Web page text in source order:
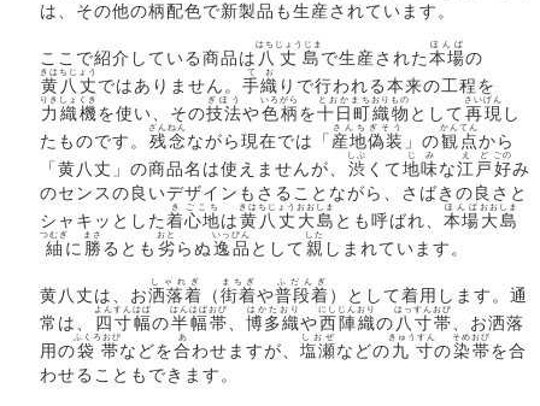
は、その他の柄配色で新製品も生産されています。
ここで紹介している商品は 八丈島
はちじょうじま
で生産された本場
ほんば
の
黄八丈
きはちじょう
ではありません。 手織
てお
りで行われる本来の工程を
力織機
りきしょくき
を使い、その技法
ぎほう
や色柄
いろがら
を十日町
とおかまち
織物
おりもの
として再現
さいげん
し
たものです。 残念
ざんねん
ながら現在では「 産地偽装
さんちぎそう
」の観点
かんてん
から
「黄八丈」の商品名は使えませんが、 渋
しぶ
くて地味
じみ
な江戸
えど
好
ごの
み
のセンスの良いデザインもさることながら、さばきの良さと
シャキッとした着
き
心地
ごこち
は黄八丈
きはちじょう
大島
おおしま
とも呼ばれ、 本場
ほんば
大島
おおしま
紬
つむぎ
に 勝
まさ
るとも 劣
おと
らぬ逸品
いっぴん
として親
した
しまれています。
黄八丈は、お洒落着
しゃれぎ
（街着
まちぎ
や普段着
ふだんぎ
）として着用します。通
常は、
四寸幅
よんすんはば
の半幅帯
はんはばおび
、 博多織
はかたおり
や西陣織
にしじんおり
の 八寸帯
はっすんおび
、お洒落
用の袋帯
ふくろおび
などを合
あ
わせますが、 塩瀬
しおぜ
などの九寸
きゅうすん
の染帯
そめおび
を合
わせることもできます。